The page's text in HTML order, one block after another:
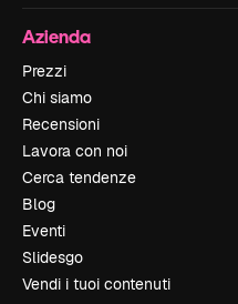
Azienda
Prezzi
Chi siamo
Recensioni
Lavora con noi
Cerca tendenze
Blog
Eventi
Slidesgo
Vendi i tuoi contenuti